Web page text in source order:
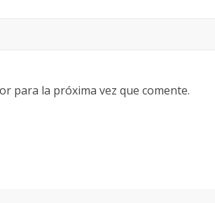
para la próxima vez que comente.